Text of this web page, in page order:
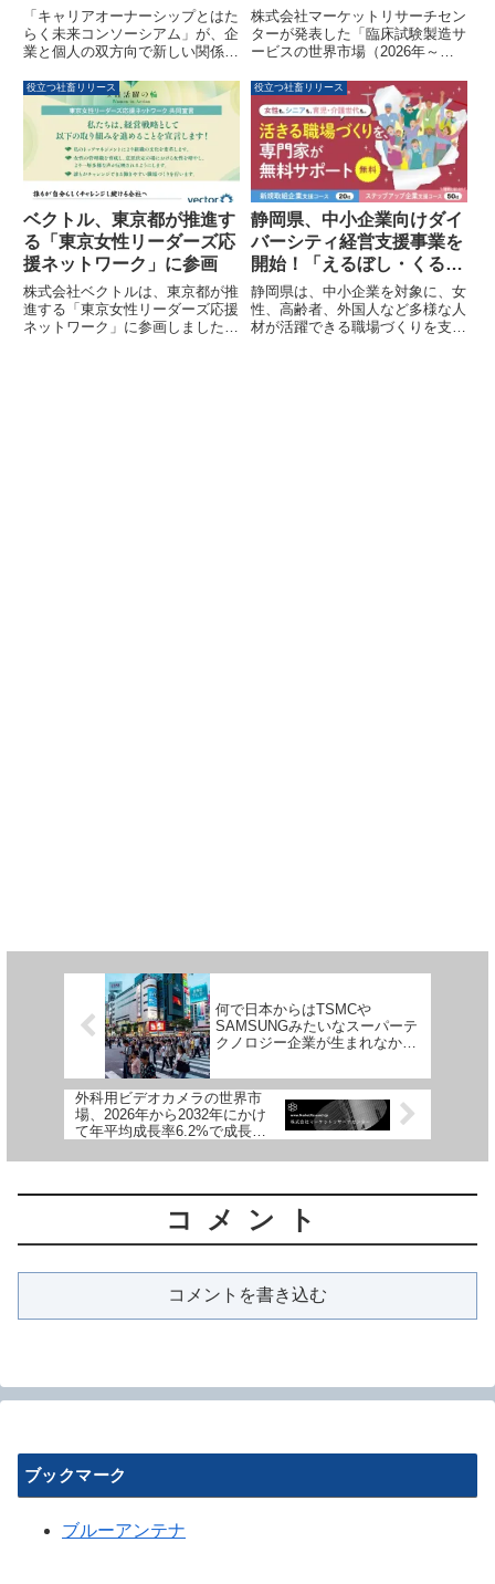
イド」が公開されました
「キャリアオーナーシップとはた
らく未来コンソーシアム」が、企
業と個人の双方向で新しい関係を
向けた実践的な考え方と取り組み
を整理したガイドブックを公開し
ました。従業員一人ひとりのキャ
リアオーナーシップを高め、事業
成果や組織パフォーマンス向上に
つなげるための具体的な方法が示
されています。
ル規模へ拡大予測
株式会社マーケットリサーチセン
ターが発表した「臨床試験製造サ
ービスの世界市場（2026年～
その市場規模予測やサービス概
要、主要企業、今後の展望などを
解説します。
役立つ社畜リリース
ベクトル、東京都が推進す
る「東京女性リーダーズ応
援ネットワーク」に参画
株式会社ベクトルは、東京都が推
進する「東京女性リーダーズ応援
ネットワーク」に参画しました。
役立つ社畜リリース
静岡県、中小企業向けダイ
バーシティ経営支援事業を
開始！「えるぼし・くるみ
ん」認定取得まで専門家が
無料伴走
静岡県は、中小企業を対象に、女
性、高齢者、外国人など多様な人
材が活躍できる職場づくりを支援
何で日本からはTSMCや
SAMSUNGみたいなスーパーテ
クノロジー企業が生まれなかっ
外科用ビデオカメラの世界市
場、2026年から2032年にかけ
て年平均成長率6.2%で成長予
コメント
コメントを書き込む
ブックマーク
ブルーアンテナ